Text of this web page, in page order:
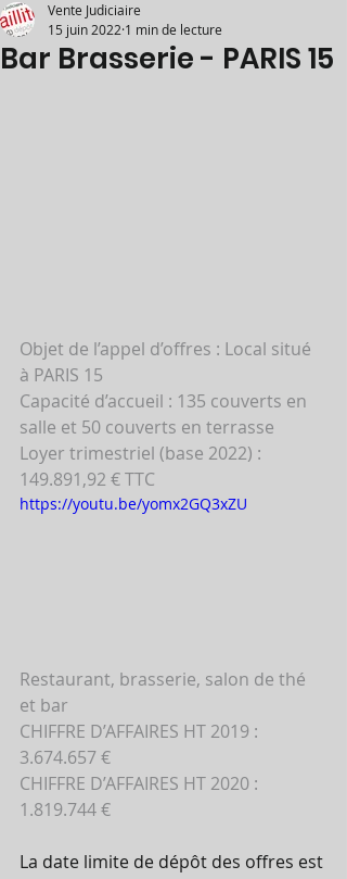
Bar Brasserie - PARIS 15
Vente Judiciaire
15 juin 2022 1 min de lecture
Objet de l’appel d’offres : Local situé
à PARIS 15
Capacité d’accueil : 135 couverts en
salle et 50 couverts en terrasse
Loyer trimestriel (base 2022) :
149.891,92 € TTC
https://youtu.be/yomx2GQ3xZU
Restaurant, brasserie, salon de thé
et bar
CHIFFRE D’AFFAIRES HT 2019 :
3.674.657 €
CHIFFRE D’AFFAIRES HT 2020 :
1.819.744 €
La date limite de dépôt des offres est